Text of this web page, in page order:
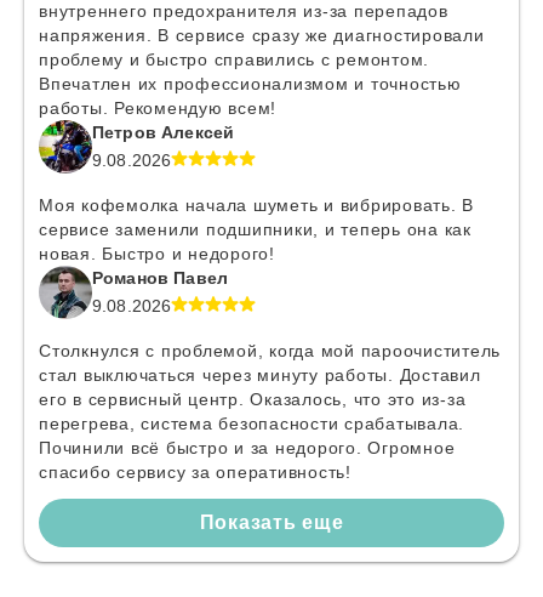
внутреннего предохранителя из-за перепадов
напряжения. В сервисе сразу же диагностировали
проблему и быстро справились с ремонтом.
Впечатлен их профессионализмом и точностью
работы. Рекомендую всем!
Петров Алексей
9.08.2026
Моя кофемолка начала шуметь и вибрировать. В
сервисе заменили подшипники, и теперь она как
новая. Быстро и недорого!
Романов Павел
9.08.2026
Столкнулся с проблемой, когда мой пароочиститель
стал выключаться через минуту работы. Доставил
его в сервисный центр. Оказалось, что это из-за
перегрева, система безопасности срабатывала.
Починили всё быстро и за недорого. Огромное
спасибо сервису за оперативность!
Показать еще